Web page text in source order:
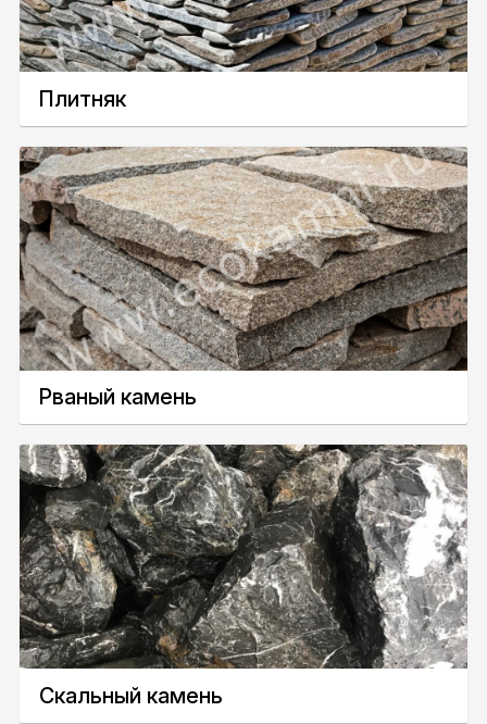
Плитняк
Рваный камень
Скальный камень